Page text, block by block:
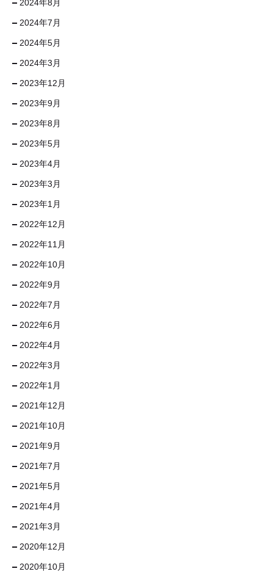
2024年8月
2024年7月
2024年5月
2024年3月
2023年12月
2023年9月
2023年8月
2023年5月
2023年4月
2023年3月
2023年1月
2022年12月
2022年11月
2022年10月
2022年9月
2022年7月
2022年6月
2022年4月
2022年3月
2022年1月
2021年12月
2021年10月
2021年9月
2021年7月
2021年5月
2021年4月
2021年3月
2020年12月
2020年10月